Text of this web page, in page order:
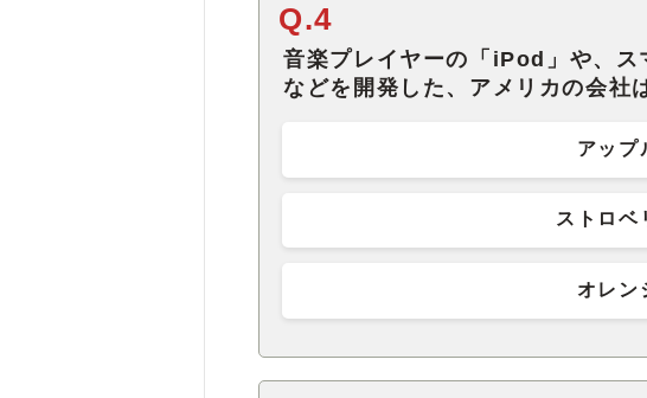
Q.4
音楽プレイヤーの「iPod」や、ス
などを開発した、アメリカの会社
アップ
ストロベ
オレン